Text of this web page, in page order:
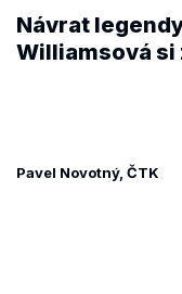
Návrat
Williamsová si
Pavel Novotný, ČTK